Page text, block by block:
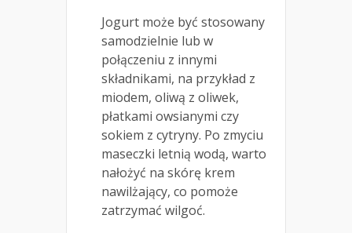
Jogurt może być stosowany
samodzielnie lub w
połączeniu z innymi
składnikami, na przykład z
miodem, oliwą z oliwek,
płatkami owsianymi czy
sokiem z cytryny. Po zmyciu
maseczki letnią wodą, warto
nałożyć na skórę krem
nawilżający, co pomoże
zatrzymać wilgoć.